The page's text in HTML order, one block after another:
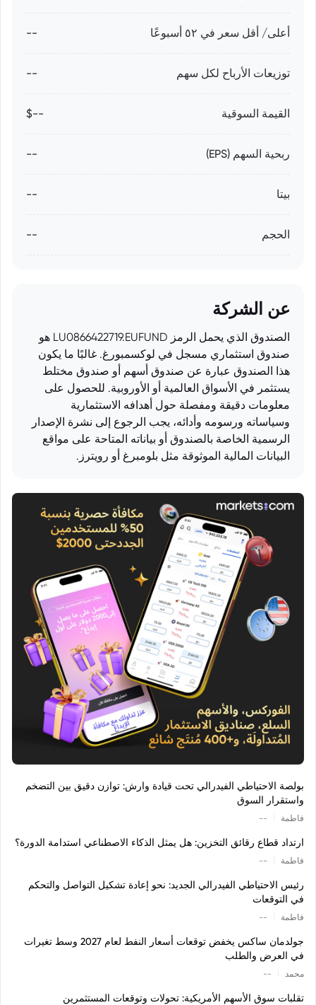
أعلى/ أقل سعر في ٥٢ أسبوعًا --
توزيعات الأرباح لكل سهم --
القيمة السوقية --$
ربحية السهم (EPS) --
بيتا --
الحجم --
عن الشركة
الصندوق الذي يحمل الرمز LU0866422719.EUFUND هو
صندوق استثماري مسجل في لوكسمبورغ. غالبًا ما يكون
هذا الصندوق عبارة عن صندوق أسهم أو صندوق مختلط
يستثمر في الأسواق العالمية أو الأوروبية. للحصول على
معلومات دقيقة ومفصلة حول أهدافه الاستثمارية
وسياساته ورسومه وأدائه، يجب الرجوع إلى نشرة الإصدار
الرسمية الخاصة بالصندوق أو بياناته المتاحة على مواقع
البيانات المالية الموثوقة مثل بلومبرغ أو رويترز.
بولصة الاحتياطي الفيدرالي تحت قيادة وارش: توازن دقيق بين التضخم
واستقرار السوق
فاطمة --
ارتداد قطاع رقائق التخزين: هل يمثل الذكاء الاصطناعي استدامة الدورة؟
فاطمة --
رئيس الاحتياطي الفيدرالي الجديد: نحو إعادة تشكيل التواصل والتحكم
في التوقعات
فاطمة --
جولدمان ساكس يخفض توقعات أسعار النفط لعام 2027 وسط تغيرات
في العرض والطلب
محمد --
تقلبات سوق الأسهم الأمريكية: تحولات وتوقعات المستثمرين